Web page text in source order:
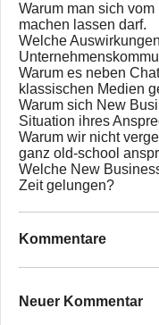
Warum man sich
machen lassen darf.
Welche
Warum es neben
klassischen Medien
Warum sich New
Situation ihres
Warum wir nicht
ganz old-school
Welche New
Zeit gelungen?
Kommentare
Neuer Kommentar